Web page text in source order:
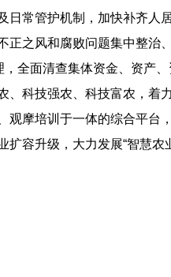
常管护机制，加快补齐人
之风和腐败问题集中整治
全面清查集体资金、资产
科技强农、科技富农，着
摩培训于一体的综合平台
容升级，大力发展“智慧农